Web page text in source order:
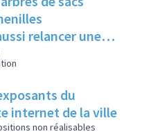
relancer une
leur
de ne pas y
du
internet de la ville
non réalisables